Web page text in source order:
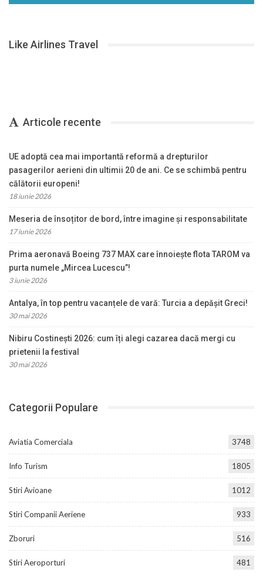
Like Airlines Travel
Articole recente
UE adoptă cea mai importantă reformă a drepturilor
pasagerilor aerieni din ultimii 20 de ani. Ce se schimbă pentru
călătorii europeni!
18 iunie 2026
Meseria de însoțitor de bord, între imagine și responsabilitate
17 iunie 2026
Prima aeronavă Boeing 737 MAX care înnoiește flota TAROM va
purta numele „Mircea Lucescu”!
3 iunie 2026
Antalya, în top pentru vacanțele de vară: Turcia a depășit Greci!
30 mai 2026
Nibiru Costinești 2026: cum îți alegi cazarea dacă mergi cu
prietenii la festival
30 mai 2026
Categorii Populare
Aviatia Comerciala 3748
Info Turism 1805
Stiri Avioane 1012
Stiri Companii Aeriene 933
Zboruri 516
Stiri Aeroporturi 481